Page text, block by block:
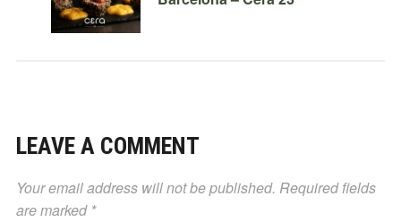
LEAVE A COMMENT
Your email address will not be published. Required fields
are marked *